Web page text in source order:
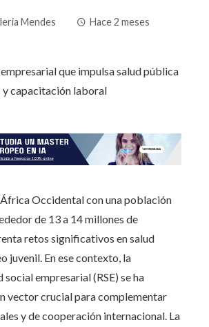
Mendes Hace 2 meses
África Occidental con una población
de 13 a 14 millones de
retos significativos en salud
juvenil. En ese contexto, la
empresarial (RSE) se ha
vector crucial para complementar
y de cooperación internacional. La